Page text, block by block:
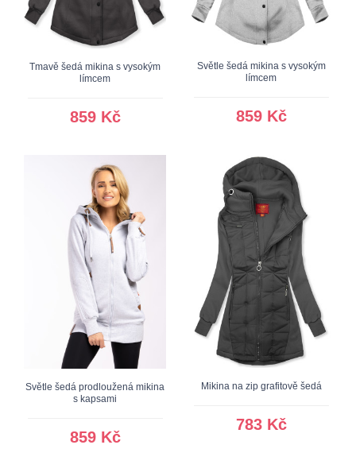
Tmavě šedá mikina s vysokým
límcem
859 Kč
Světle šedá mikina s vysokým
límcem
859 Kč
Světle šedá prodloužená mikina
s kapsami
859 Kč
Mikina na zip grafitově šedá
783 Kč